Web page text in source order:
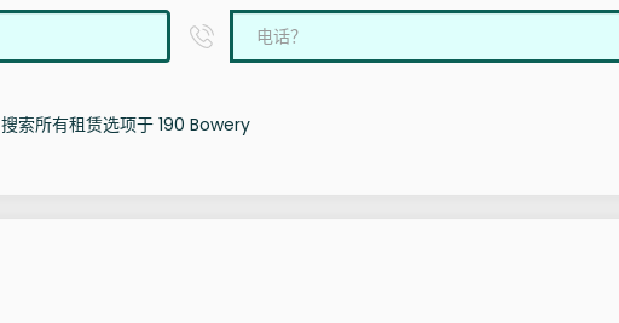
搜索所有租赁选项于 190 Bowery